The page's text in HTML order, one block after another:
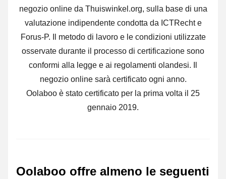
negozio online da Thuiswinkel.org, sulla base di una
valutazione indipendente condotta da ICTRecht e
Forus-P. Il metodo di lavoro e le condizioni utilizzate
osservate durante il processo di certificazione sono
conformi alla legge e ai regolamenti olandesi. Il
negozio online sarà certificato ogni anno.
Oolaboo è stato certificato per la prima volta il 25
gennaio 2019.
Oolaboo offre almeno le seguenti